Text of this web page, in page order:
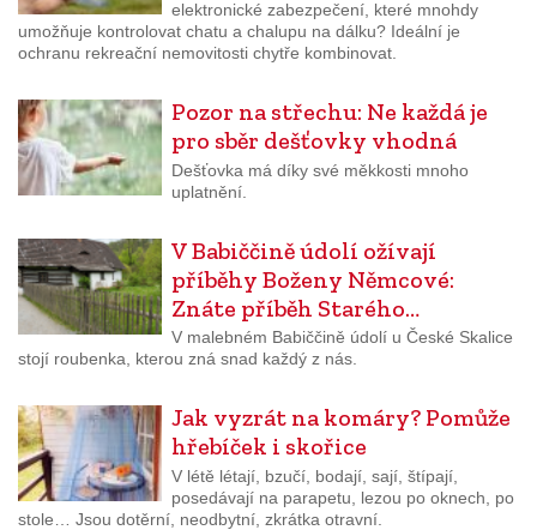
elektronické zabezpečení, které mnohdy
umožňuje kontrolovat chatu a chalupu na dálku? Ideální je
ochranu rekreační nemovitosti chytře kombinovat.
Pozor na střechu: Ne každá je
pro sběr dešťovky vhodná
Dešťovka má díky své měkkosti mnoho
uplatnění.
V Babiččině údolí ožívají
příběhy Boženy Němcové:
Znáte příběh Starého…
V malebném Babiččině údolí u České Skalice
stojí roubenka, kterou zná snad každý z nás.
Jak vyzrát na komáry? Pomůže
hřebíček i skořice
V létě létají, bzučí, bodají, sají, štípají,
posedávají na parapetu, lezou po oknech, po
stole… Jsou dotěrní, neodbytní, zkrátka otravní.